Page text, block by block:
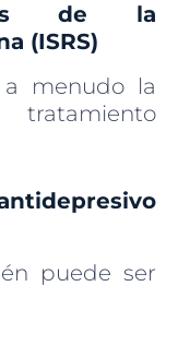
de la
(ISRS)
a menudo la
puede ser